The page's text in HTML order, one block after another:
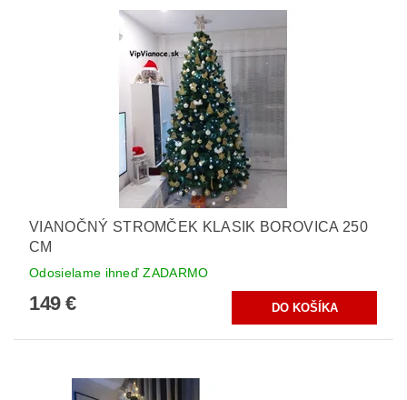
VIANOČNÝ STROMČEK KLASIK BOROVICA 250
CM
Odosielame ihneď ZADARMO
149 €